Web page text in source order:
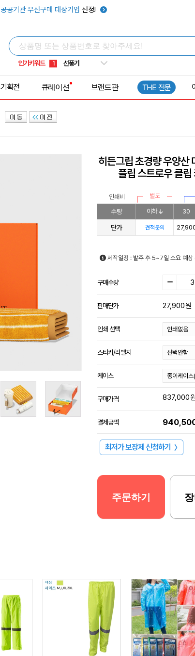
공공기관 우선구매 대상기업 선정!
인기키워드
10
1 선풍기
2 부채
4 보온보냉백
6
기획전 큐레이션 브랜드관 THE 전문
히든그립 초경량 우양산
플립 스트로우 클
인쇄비 별도
수량 이하 30
단가 견적문의
제작일정 : 발주 후 5~7일 소요 예상
구매수량
판매단가 27,900원
인쇄 선택
스티커/라벨지
케이스
구매가격 837,000
결제금액
최저가 보장제 신청하기 〉
주문하기